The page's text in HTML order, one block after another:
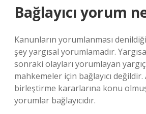
Bağlayıcı yorum
Kanunların yorumlanması
şey yargısal yorumlamadır.
sonraki olayları yorumlayan
mahkemeler için bağlayıcı
birleştirme kararlarına konu
yorumlar bağlayıcıdır.